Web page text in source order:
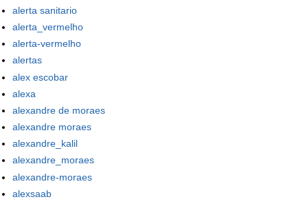
alerta sanitario
alerta_vermelho
alerta-vermelho
alertas
alex escobar
alexa
alexandre de moraes
alexandre moraes
alexandre_kalil
alexandre_moraes
alexandre-moraes
alexsaab